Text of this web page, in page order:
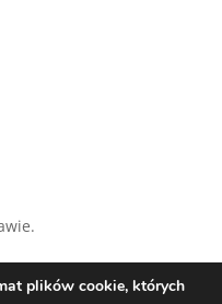
plików cookie, których